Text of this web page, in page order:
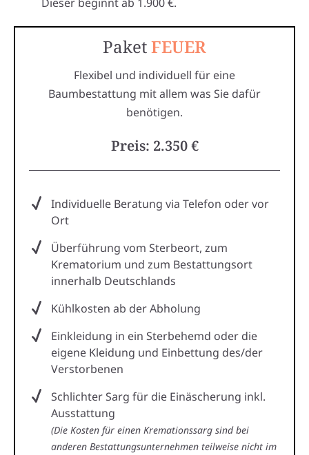
PaketFEUER
Flexibel und individuell für eine
Baumbestattung mit allem was Sie dafür
benötigen.
Preis: 2.350 €
Individuelle Beratung via Telefon oder vor
Ort
Überführung vom Sterbeort, zum
Krematorium und zum Bestattungsort
innerhalb Deutschlands
Kühlkosten ab der Abholung
Einkleidung in ein Sterbehemd oder die
eigene Kleidung und Einbettung des/der
Verstorbenen
Schlichter Sarg für die Einäscherung inkl.
Ausstattung
(Die Kosten für einen Kremationssarg sind bei
anderen Bestattungsunternehmen teilweise nicht im